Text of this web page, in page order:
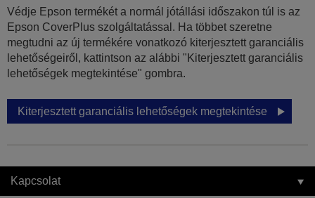
Védje Epson termékét a normál jótállási időszakon túl is az
Epson CoverPlus szolgáltatással. Ha többet szeretne
megtudni az új termékére vonatkozó kiterjesztett garanciális
lehetőségeiről, kattintson az alábbi "Kiterjesztett garanciális
lehetőségek megtekintése" gombra.
Kiterjesztett garanciális lehetőségek megtekintése
Kapcsolat